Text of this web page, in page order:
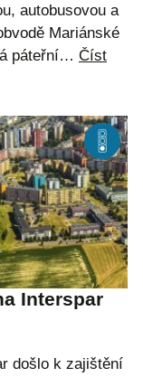
autobusovou a
Mariánské
páteřní… Číst
Interspar
došlo k zajištění